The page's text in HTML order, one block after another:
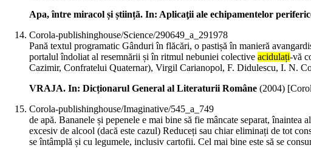
Apa, între miracol și științã. In: Aplicaţii ale echipamentelor
Corola-publishinghouse/Science/290649_a_291978
Pană textul programatic Gânduri în flăcări, o pastișă în manieră
portalul îndoliat al resemnării și în ritmul nebuniei colective acidulați-vă
Cazimir, Confratelui Quaternar), Virgil Carianopol, F. Didulescu, I. N.
VRAJA. In: Dicționarul General al Literaturii Române (2004)
Corola-publishinghouse/Imaginative/545_a_749
de apă. Bananele și pepenele e mai bine să fie mâncate separat,
excesiv de alcool (dacă este cazul) Reduceți sau chiar eliminați de tot
se întâmplă și cu legumele, inclusiv cartofii. Cel mai bine este să se